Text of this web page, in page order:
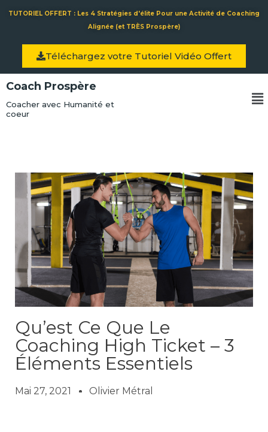
TUTORIEL OFFERT : Les 4 Stratégies d'élite Pour une Activité de Coaching
Alignée (et TRÈS Prospère)
Téléchargez votre Tutoriel Vidéo Offert
Coach Prospère
Coacher avec Humanité et
coeur
Qu’est Ce Que Le
Coaching High Ticket – 3
Éléments Essentiels
Mai 27, 2021 Olivier Métral